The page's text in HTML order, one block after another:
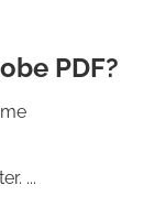
PDF?
...